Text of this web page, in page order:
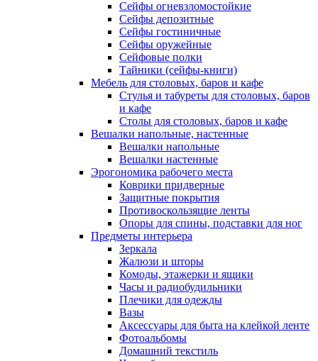
Сейфы огневзломостойкие
Сейфы депозитные
Сейфы гостиничные
Сейфы оружейные
Сейфовые полки
Тайники (сейфы-книги)
Мебель для столовых, баров и кафе
Стулья и табуреты для столовых, баров
и кафе
Столы для столовых, баров и кафе
Вешалки напольные, настенные
Вешалки напольные
Вешалки настенные
Эрогономика рабочего места
Коврики придверные
Защитные покрытия
Противоскользящие ленты
Опоры для спины, подставки для ног
Предметы интерьера
Зеркала
Жалюзи и шторы
Комоды, этажерки и ящики
Часы и радиобудильники
Плечики для одежды
Вазы
Аксессуары для быта на клейкой ленте
Фотоальбомы
Домашний текстиль